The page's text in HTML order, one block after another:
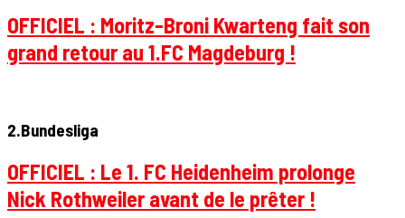
OFFICIEL : Moritz-Broni Kwarteng fait son
grand retour au 1.FC Magdeburg !
2.Bundesliga
OFFICIEL : Le 1. FC Heidenheim prolonge
Nick Rothweiler avant de le prêter !